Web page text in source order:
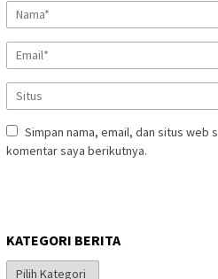
Simpan nama, email, dan situs web
komentar saya berikutnya.
KATEGORI BERITA
Kategori